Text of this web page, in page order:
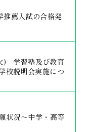
推薦入試の合格発
) 学習塾及び教育
校説明会実施につ
状況～中学・高等